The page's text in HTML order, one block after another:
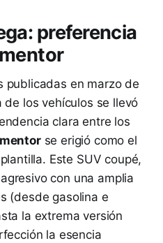
preferencia
publicadas en marzo de
de los vehículos se llevó
clara entre los
se erigió como el
Este SUV coupé,
con una amplia
(desde gasolina e
la extrema versión
la esencia